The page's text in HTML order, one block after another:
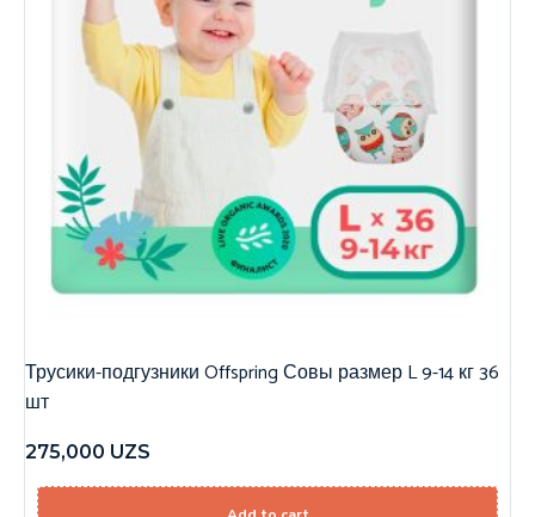
Трусики-подгузники Offspring Совы размер L 9-14 кг 36
шт
275,000 UZS